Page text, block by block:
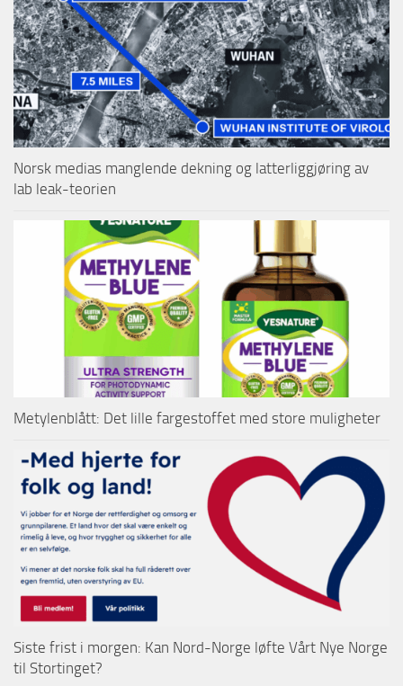
Norsk medias manglende dekning og latterliggjøring av
lab leak-teorien
Metylenblått: Det lille fargestoffet med store muligheter
Siste frist i morgen: Kan Nord-Norge løfte Vårt Nye Norge
til Stortinget?